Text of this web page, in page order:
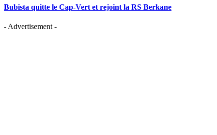
Bubista quitte le Cap-Vert et rejoint la RS Berkane
- Advertisement -